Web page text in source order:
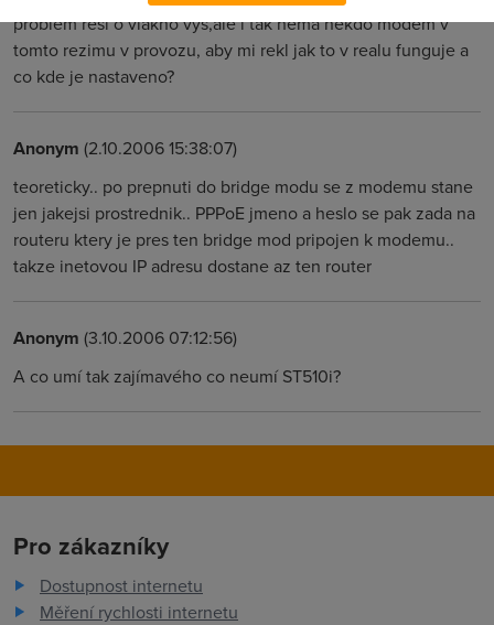
problem resi o vlakno vys,ale i tak nema nekdo modem v
tomto rezimu v provozu, aby mi rekl jak to v realu funguje a
co kde je nastaveno?
Anonym (2.10.2006 15:38:07)
teoreticky.. po prepnuti do bridge modu se z modemu stane
jen jakejsi prostrednik.. PPPoE jmeno a heslo se pak zada na
routeru ktery je pres ten bridge mod pripojen k modemu..
takze inetovou IP adresu dostane az ten router
Anonym (3.10.2006 07:12:56)
A co umí tak zajímavého co neumí ST510i?
Pro zákazníky
Dostupnost internetu
Měření rychlosti internetu